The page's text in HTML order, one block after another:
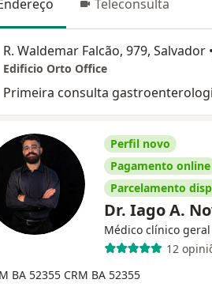
Teleconsulta
R. Waldemar Falcão, 979, Salvador •
Edificio Orto Office
Primeira consulta
Perfil novo
Pagamento online
Parcelamento
Dr. Iago A.
Médico clínico geral
12
BA 52355 CRM BA 52355